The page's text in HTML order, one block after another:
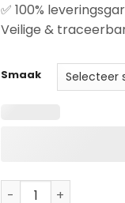
✅ 100%
Veilige &
Smaak
Vapsolo Twins Pro